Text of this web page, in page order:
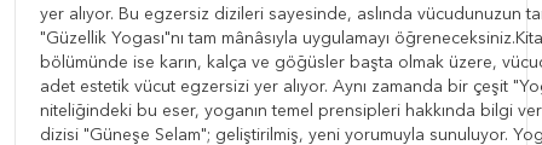
yer alıyor. Bu egzersiz dizileri sayesinde, aslında vücudunuzun
"Güzellik Yogası"nı tam mânâsıyla uygulamayı
bölümünde ise karın, kalça ve göğüsler başta olmak üzere,
adet estetik vücut egzersizi yer alıyor. Aynı zamanda bir çeşit
niteliğindeki bu eser, yoganın temel prensipleri hakkında bilgi
dizisi "Güneşe Selam"; geliştirilmiş, yeni yorumuyla sunuluyor.